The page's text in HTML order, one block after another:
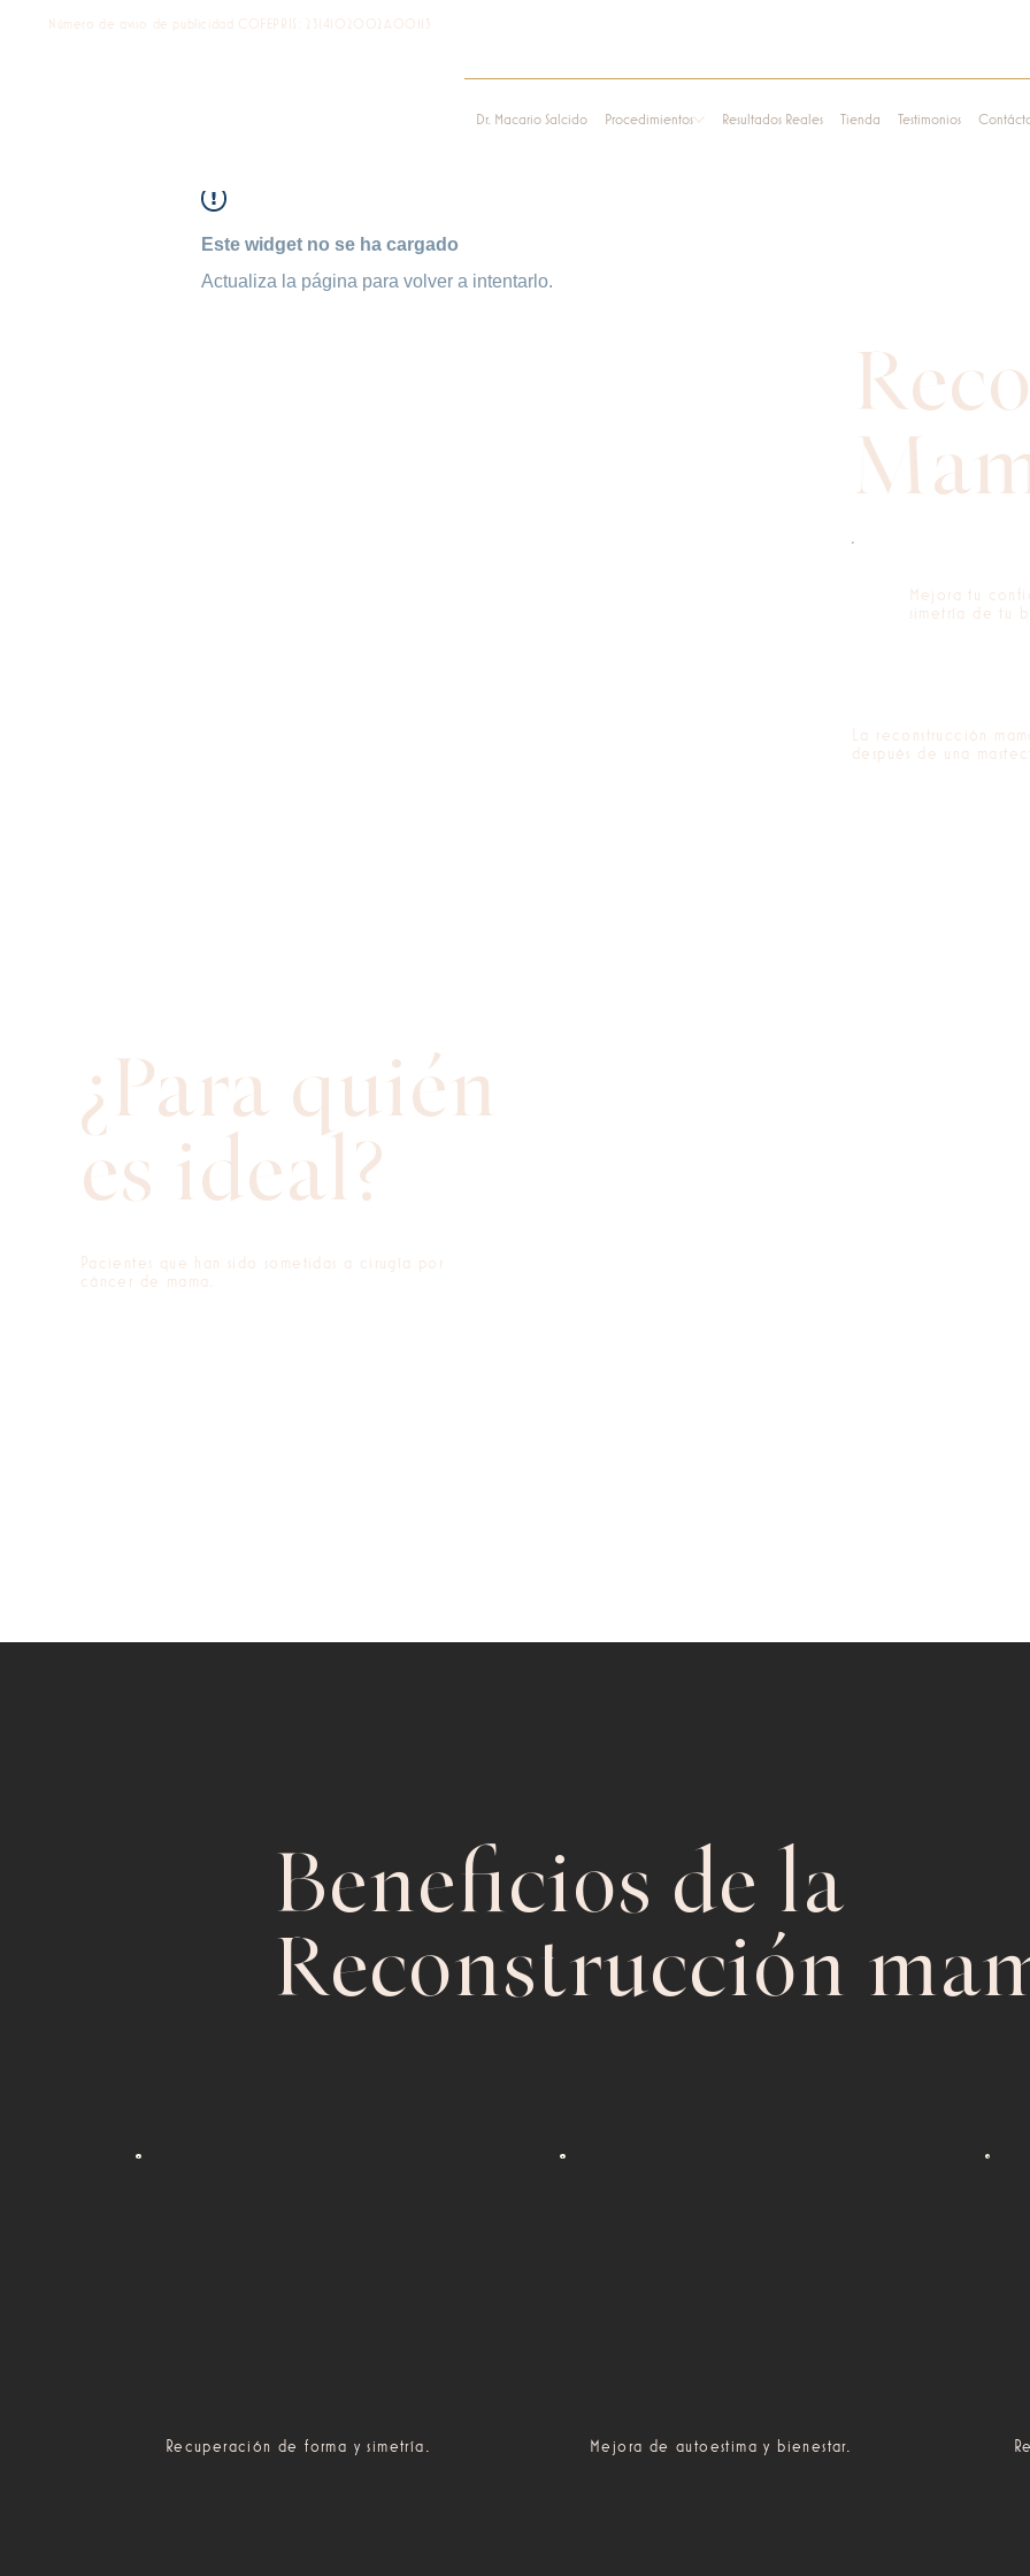
Número de aviso de publicidad COFEPRIS: 2314102002A00113
Dr. Macario Salcido Procedimientos Resultados Reales Tienda Testimonios
¿Para quién
es ideal?
Pacientes que han sido sometidas a cirugía por
cáncer de mama.
Beneficios de la
Reconstrucción
Recuperación de forma y simetría. Mejora de autoestima y bienestar.
Este widget no se ha cargado
Actualiza la página para volver a intentarlo.
Mejora tu
simetría de tu
La reconstrucción
después de una